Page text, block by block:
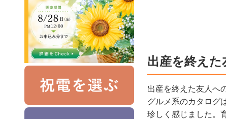
出産を終え
出産を終えた友人へ
グルメ系のカタログ
珍しく感じました。